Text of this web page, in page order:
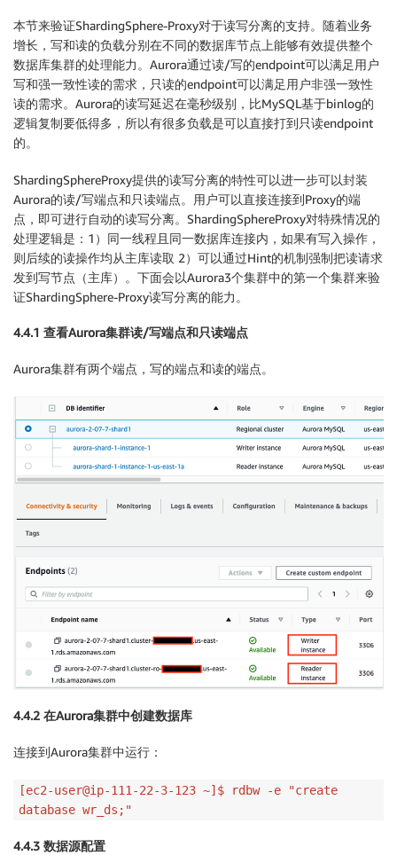
本节来验证ShardingSphere-Proxy对于读写分离的支持。随着业务
增长，写和读的负载分别在不同的数据库节点上能够有效提供整个
数据库集群的处理能力。Aurora通过读/写的endpoint可以满足用户
写和强一致性读的需求，只读的endpoint可以满足用户非强一致性
读的需求。Aurora的读写延迟在毫秒级别，比MySQL基于binlog的
逻辑复制要低得多，所以有很多负载是可以直接打到只读endpoint
的。
ShardingSphereProxy提供的读写分离的特性可以进一步可以封装
Aurora的读/写端点和只读端点。用户可以直接连接到Proxy的端
点，即可进行自动的读写分离。ShardingSphereProxy对特殊情况的
处理逻辑是：1）同一线程且同一数据库连接内，如果有写入操作，
则后续的读操作均从主库读取 2）可以通过Hint的机制强制把读请求
发到写节点（主库）。下面会以Aurora3个集群中的第一个集群来验
证ShardingSphere-Proxy读写分离的能力。
4.4.1 查看Aurora集群读/写端点和只读端点
Aurora集群有两个端点，写的端点和读的端点。
4.4.2 在Aurora集群中创建数据库
连接到Aurora集群中运行：
[ec2-user@ip-111-22-3-123 ~]$ rdbw -e "create
database wr_ds;"
4.4.3 数据源配置